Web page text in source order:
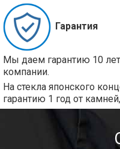
Гарантия
Мы даем гарантию 10
компании.
На стекла японского
гарантию 1 год от